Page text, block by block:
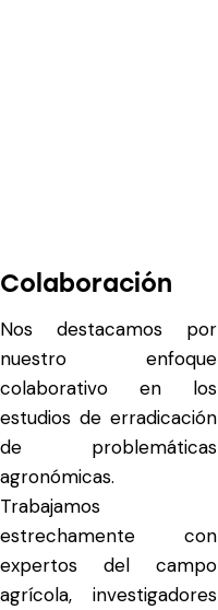
Colaboración
Nos destacamos por
nuestro enfoque
colaborativo en los
estudios de erradicación
de problemáticas
agronómicas.
Trabajamos
estrechamente con
expertos del campo
agrícola, investigadores